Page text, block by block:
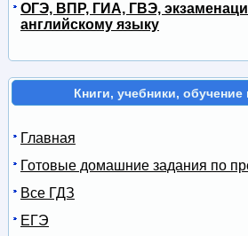
ОГЭ, ВПР, ГИА, ГВЭ,
английскому языку
Книги, учебники,
Главная
Готовые домашние задания по
Все ГДЗ
ЕГЭ